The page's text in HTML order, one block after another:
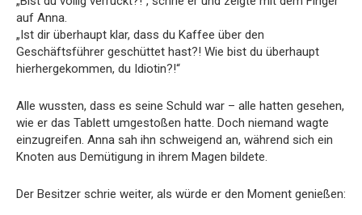
auf Anna.
„Ist dir überhaupt klar, dass du Kaffee über den
Geschäftsführer geschüttet hast?! Wie bist du überhaupt
hierhergekommen, du Idiotin?!“
Alle wussten, dass es seine Schuld war – alle hatten gesehen,
wie er das Tablett umgestoßen hatte. Doch niemand wagte
einzugreifen. Anna sah ihn schweigend an, während sich ein
Knoten aus Demütigung in ihrem Magen bildete.
Der Besitzer schrie weiter, als würde er den Moment genießen: